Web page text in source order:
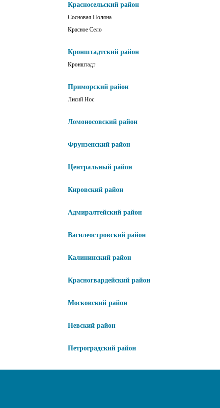
Красносельский район
Сосновая Поляна
Красное Село
Кронштадтский район
Кронштадт
Приморский район
Лисий Нос
Ломоносовский район
Фрунзенский район
Центральный район
Кировский район
Адмиралтейский район
Василеостровский район
Калининский район
Красногвардейский район
Московский район
Невский район
Петроградский район